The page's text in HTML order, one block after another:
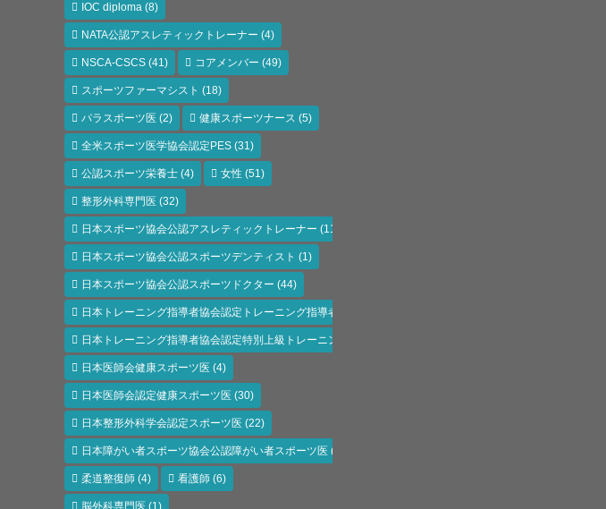
IOC diploma (8)
NATA公認アスレティックトレーナー (4)
NSCA-CSCS (41) コアメンバー (49)
スポーツファーマシスト (18)
パラスポーツ医 (2) 健康スポーツナース (5)
全米スポーツ医学協会認定PES (31)
公認スポーツ栄養士 (4) 女性 (51)
整形外科専門医 (32)
日本スポーツ協会公認アスレティックトレーナー (118)
日本スポーツ協会公認スポーツデンティスト (1)
日本スポーツ協会公認スポーツドクター (44)
日本トレーニング指導者協会認定トレーニング指導者
日本トレーニング指導者協会認定特別上級トレーニング指導者
日本医師会健康スポーツ医 (4)
日本医師会認定健康スポーツ医 (30)
日本整形外科学会認定スポーツ医 (22)
日本障がい者スポーツ協会公認障がい者スポーツ医 (11)
柔道整復師 (4) 看護師 (6)
脳外科専門医 (1)